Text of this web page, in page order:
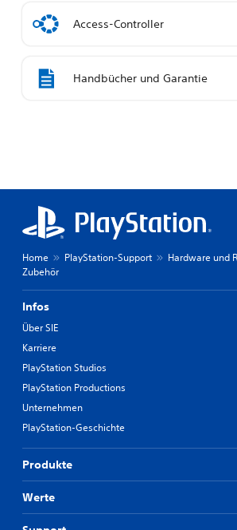
Access-Controller
Handbücher und Garantie
Home PlayStation-Support
Hardware und
Zubehör
Infos
Über SIE
Karriere
PlayStation Studios
PlayStation Productions
Unternehmen
PlayStation-Geschichte
Produkte
Werte